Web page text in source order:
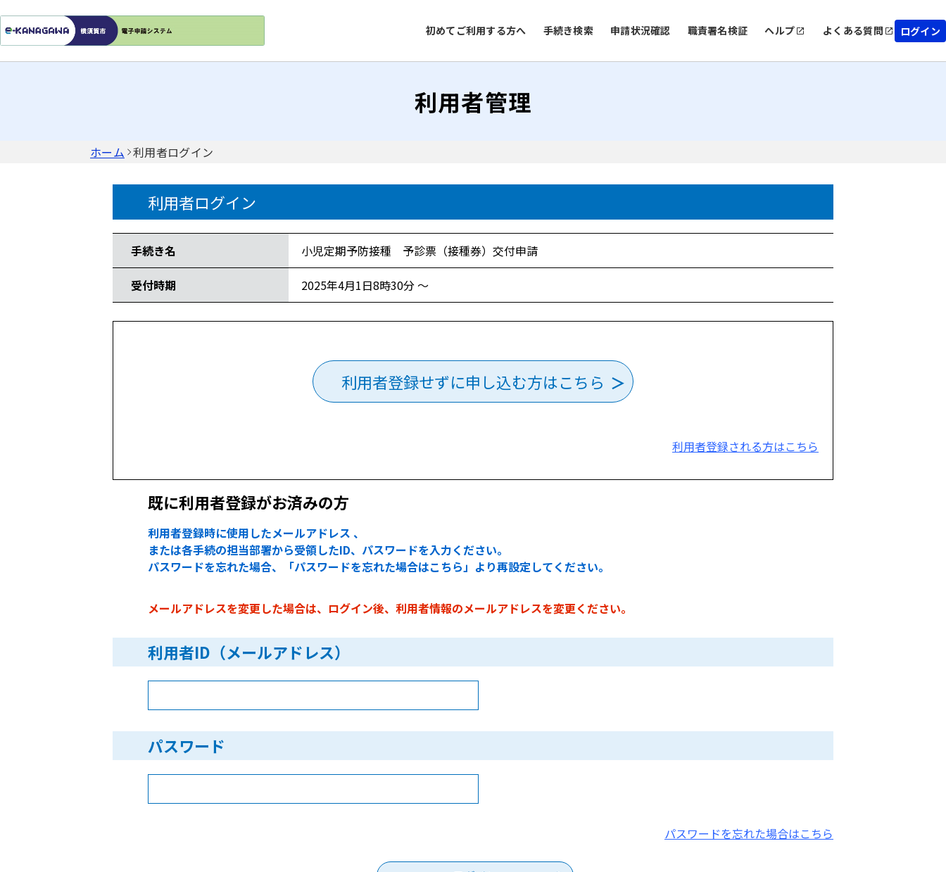
初めてご利用する方へ 手続き検索 申請状況確認 職責署名検証 ヘルプ よくある質問 ログイン
利用者管理
ホーム 利用者ログイン
利用者ログイン
手続き名 小児定期予防接種 予診票（接種券）交付申請
受付時期 2025年4月1日8時30分 ～
利用者登録せずに申し込む方はこちら
利用者登録される方はこちら
既に利用者登録がお済みの方
利用者登録時に使用したメールアドレス 、
または各手続の担当部署から受領したID、パスワードを入力ください。
パスワードを忘れた場合、「パスワードを忘れた場合はこちら」より再設定してください。
メールアドレスを変更した場合は、ログイン後、利用者情報のメールアドレスを変更ください。
利用者ID（メールアドレス）
パスワード
パスワードを忘れた場合はこちら